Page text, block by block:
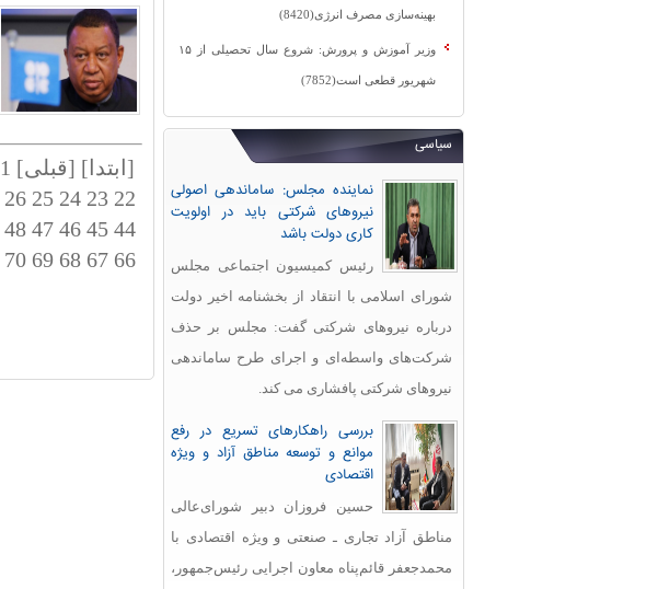
بهینه‌سازی مصرف انرژی(8420)
وزیر آموزش و پرورش: شروع سال تحصیلی از ۱۵
شهریور قطعی است(7852)
سیاسی
نماینده مجلس: ساماندهی اصولی
نیروهای شرکتی باید در اولویت
کاری دولت باشد
رئیس کمیسیون اجتماعی مجلس
شورای اسلامی با انتقاد از بخشنامه اخیر دولت
درباره نیروهای شرکتی گفت: مجلس بر حذف
شرکت‌های واسطه‌ای و اجرای طرح ساماندهی
نیروهای شرکتی پافشاری می کند.
بررسی راهکارهای تسریع در رفع
موانع و توسعه مناطق آزاد و ویژه
اقتصادی
حسین فروزان دبیر شورای‌عالی
مناطق آزاد تجاری ـ صنعتی و ویژه اقتصادی با
محمدجعفر قائم‌پناه معاون اجرایی رئیس‌جمهور،
[ابتدا] [قبلی] 1
22
23
24
25
26
44
45
46
47
48
66
67
68
69
70